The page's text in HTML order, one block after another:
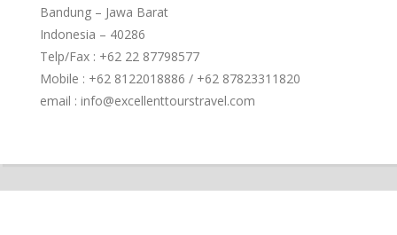
Bandung – Jawa Barat
Indonesia – 40286
Telp/Fax : +62 22 87798577
Mobile : +62 8122018886 / +62 87823311820
email : info@excellenttourstravel.com